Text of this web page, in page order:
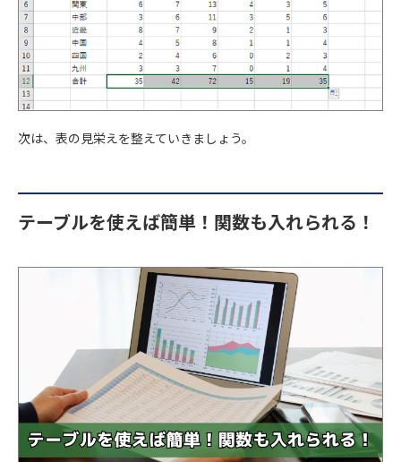
次は、表の見栄えを整えていきましょう。
テーブルを使えば簡単！関数も入れられる！